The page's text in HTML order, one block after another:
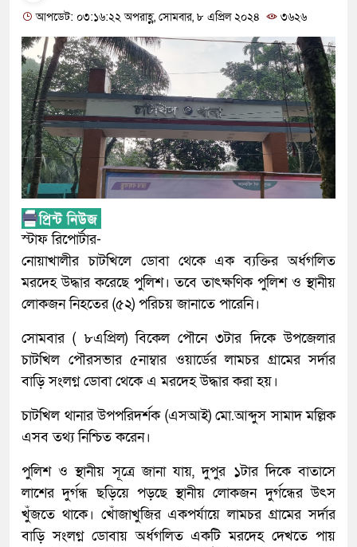
আপডেট: ০৩:১৬:২২ অপরাহ্ণ, সোমবার, ৮ এপ্রিল ২০২৪
৩৬২৬
স্টাফ রিপোর্টার-
নোয়াখালীর চাটখিলে ডোবা থেকে এক ব্যক্তির অর্ধগলিত
মরদেহ উদ্ধার করেছে পুলিশ। তবে তাৎক্ষণিক পুলিশ ও স্থানীয়
লোকজন নিহতের (৫২) পরিচয় জানাতে পারেনি।
সোমবার ( ৮এপ্রিল) বিকেল পৌনে ৩টার দিকে উপজেলার
চাটখিল পৌরসভার ৫নাম্বার ওয়ার্ডের লামচর গ্রামের সর্দার
বাড়ি সংলগ্ন ডোবা থেকে এ মরদেহ উদ্ধার করা হয়।
চাটখিল থানার উপপরিদর্শক (এসআই) মো.আব্দুস সামাদ মল্লিক
এসব তথ্য নিশ্চিত করেন।
পুলিশ ও স্থানীয় সূত্রে জানা যায়, দুপুর ১টার দিকে বাতাসে
লাশের দুর্গন্ধ ছড়িয়ে পড়ছে স্থানীয় লোকজন দুর্গন্ধের উৎস
খুঁজতে থাকে। খোঁজাখুজির একপর্যায়ে লামচর গ্রামের সর্দার
বাড়ি সংলগ্ন ডোবায় অর্ধগলিত একটি মরদেহ দেখতে পায়